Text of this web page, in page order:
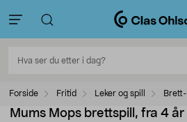
Forside Fritid Leker og spill Brett-
Mums Mops brettspill, fra 4 år